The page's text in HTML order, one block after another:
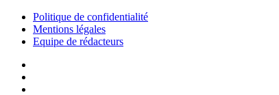
Politique de confidentialité
Mentions légales
Equipe de rédacteurs